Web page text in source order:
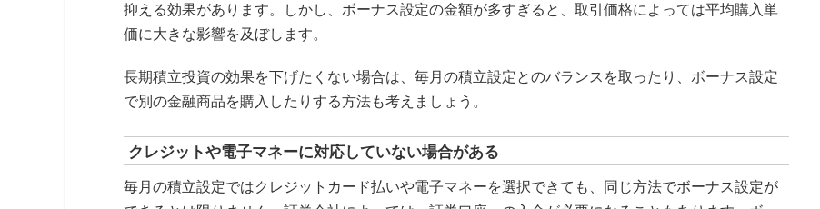
抑える効果があります。しかし、ボーナス設定の金額が多すぎると、取引価格によっては平均購入単
価に大きな影響を及ぼします。
長期積立投資の効果を下げたくない場合は、毎月の積立設定とのバランスを取ったり、ボーナス設定
で別の金融商品を購入したりする方法も考えましょう。
クレジットや電子マネーに対応していない場合がある
毎月の積立設定ではクレジットカード払いや電子マネーを選択できても、同じ方法でボーナス設定が